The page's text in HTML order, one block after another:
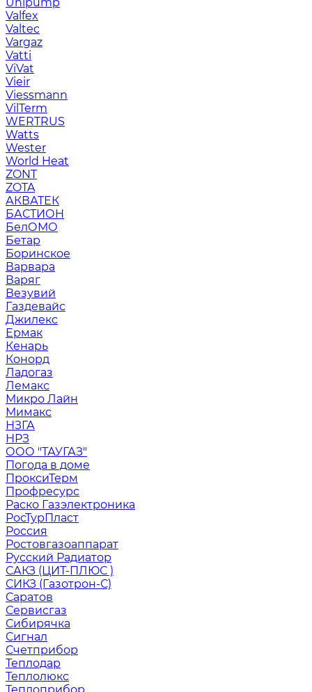
Valfex
Valtec
Vargaz
Vatti
ViVat
Vieir
Viessmann
VilTerm
WERTRUS
Watts
Wester
World Heat
ZONT
ZOTA
АКВАТЕК
БАСТИОН
БелОМО
Бетар
Боринское
Варвара
Варяг
Везувий
Газдевайс
Джилекс
Ермак
Кенарь
Конорд
Ладогаз
Лемакс
Микро Лайн
Мимакс
НЗГА
НРЗ
ООО "ТАУГАЗ"
Погода в доме
ПроксиТерм
Профресурс
Раско Газэлектроника
РосТурПласт
Россия
Ростовгазоаппарат
Русский Радиатор
САКЗ (ЦИТ-ПЛЮС )
СИКЗ (Газотрон-С)
Саратов
Сервисгаз
Сибирячка
Сигнал
Счетприбор
Теплодар
Теплолюкс